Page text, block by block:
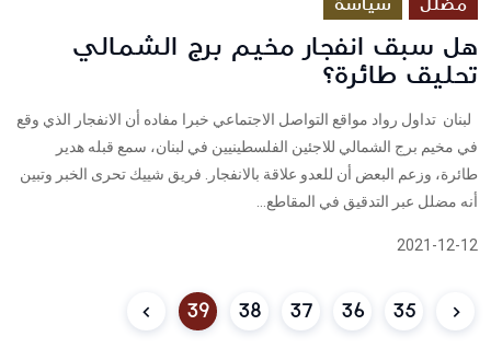
مضلل سياسة
هل سبق انفجار مخيم برج الشمالي
تحليق طائرة؟
لبنان تداول رواد مواقع التواصل الاجتماعي خبرا مفاده أن الانفجار الذي وقع
في مخيم برج الشمالي للاجئين الفلسطينيين في لبنان، سمع قبله هدير
طائرة، وزعم البعض أن للعدو علاقة بالانفجار. فريق شييك تحرى الخبر وتبين
أنه مضلل عبر التدقيق في المقاطع...
2021-12-12
35
36
37
38
39